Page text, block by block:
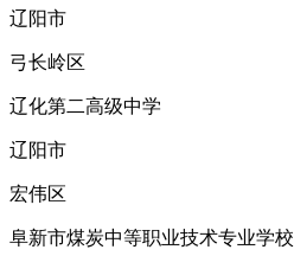
辽阳市
弓长岭区
辽化第二高级中学
辽阳市
宏伟区
阜新市煤炭中等职业技术专业学校